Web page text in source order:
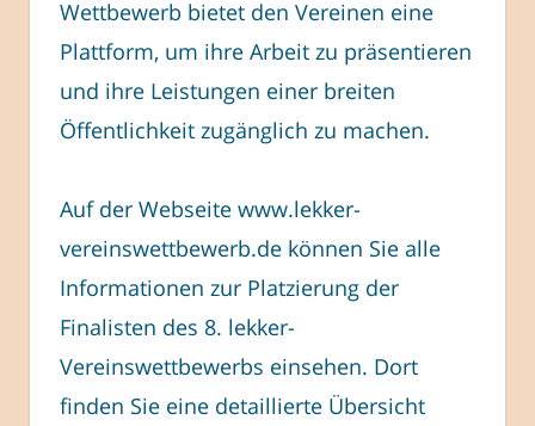
Wettbewerb bietet den Vereinen eine
Plattform, um ihre Arbeit zu präsentieren
und ihre Leistungen einer breiten
Öffentlichkeit zugänglich zu machen.
Auf der Webseite www.lekker-
vereinswettbewerb.de können Sie alle
Informationen zur Platzierung der
Finalisten des 8. lekker-
Vereinswettbewerbs einsehen. Dort
finden Sie eine detaillierte Übersicht